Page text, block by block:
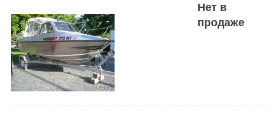
Нет в
продаже